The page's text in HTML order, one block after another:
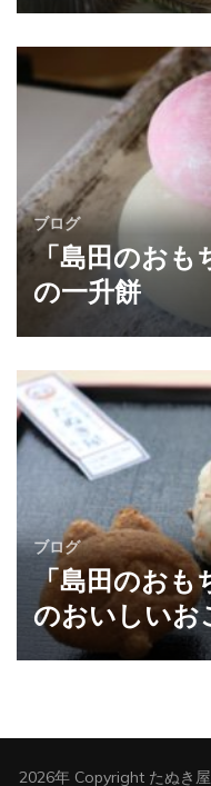
ブログ
「島田のおも
の一升餅
ブログ
「島田のお
のおいしいお
2026年 Copyright たぬき